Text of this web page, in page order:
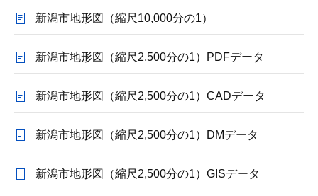
新潟市地形図（縮尺10,000分の1）
新潟市地形図（縮尺2,500分の1）PDFデータ
新潟市地形図（縮尺2,500分の1）CADデータ
新潟市地形図（縮尺2,500分の1）DMデータ
新潟市地形図（縮尺2,500分の1）GISデータ